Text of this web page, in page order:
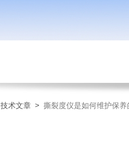
技术文章 > 撕裂度仪是如何维护保养